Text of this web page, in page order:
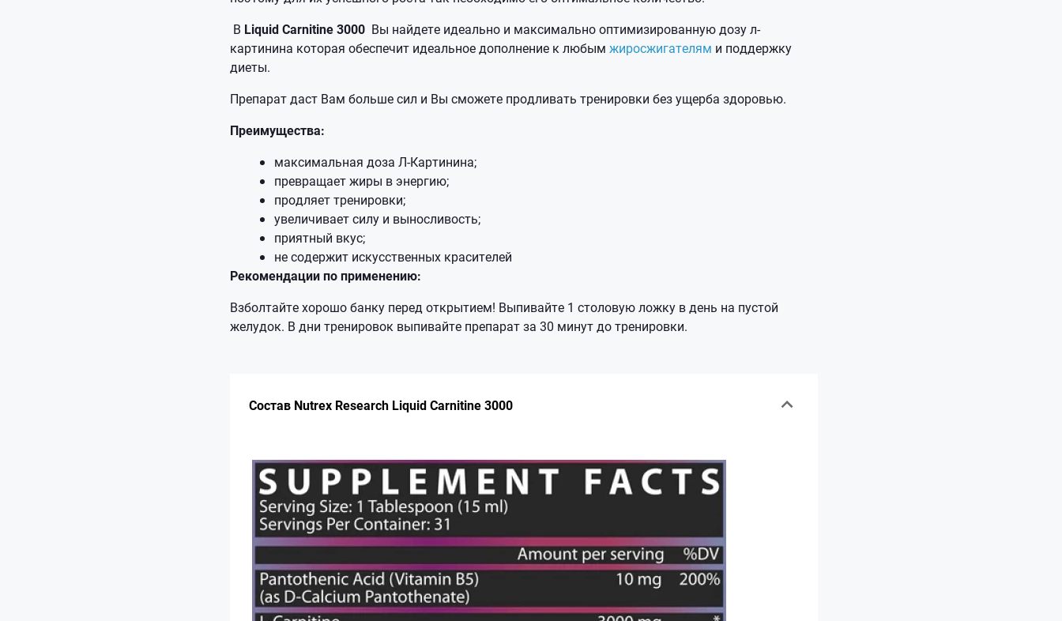
В Liquid Carnitine 3000 Вы найдете идеально и максимально оптимизированную дозу л-
картинина которая обеспечит идеальное дополнение к любым жиросжигателям и поддержку
диеты.
Препарат даст Вам больше сил и Вы сможете продливать тренировки без ущерба здоровью.
Преимущества:
максимальная доза Л-Картинина;
превращает жиры в энергию;
продляет тренировки;
увеличивает силу и выносливость;
приятный вкус;
не содержит искусственных красителей
Рекомендации по применению:
Взболтайте хорошо банку перед открытием! Выпивайте 1 столовую ложку в день на пустой
желудок. В дни тренировок выпивайте препарат за 30 минут до тренировки.
Состав Nutrex Research Liquid Carnitine 3000